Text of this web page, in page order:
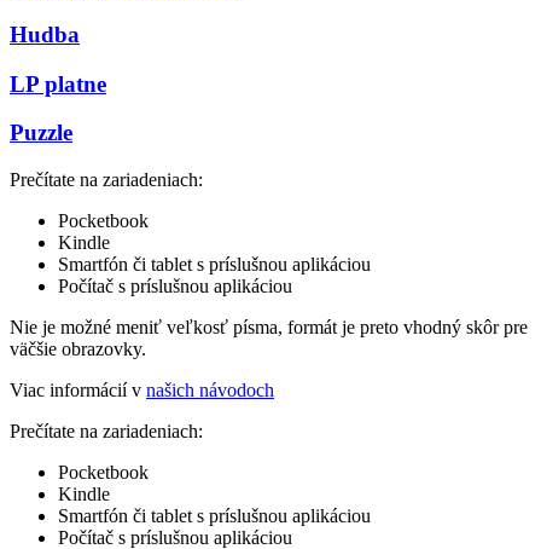
Hudba
LP platne
Puzzle
Prečítate na zariadeniach:
Pocketbook
Kindle
Smartfón či tablet s príslušnou aplikáciou
Počítač s príslušnou aplikáciou
Nie je možné meniť veľkosť písma, formát je preto vhodný skôr pre
väčšie obrazovky.
Viac informácií v našich návodoch
Prečítate na zariadeniach:
Pocketbook
Kindle
Smartfón či tablet s príslušnou aplikáciou
Počítač s príslušnou aplikáciou